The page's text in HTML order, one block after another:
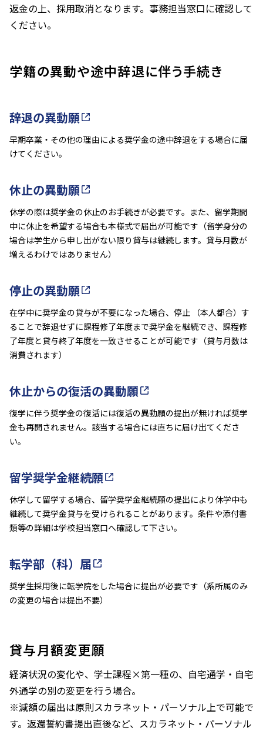
返金の上、採用取消となります。事務担当窓口に確認して
ください。
学籍の異動や途中辞退に伴う手続き
辞退の異動願
早期卒業・その他の理由による奨学金の途中辞退をする場合に届
けてください。
休止の異動願
休学の際は奨学金の休止のお手続きが必要です。また、留学期間
中に休止を希望する場合も本様式で届出が可能です（留学身分の
場合は学生から申し出がない限り貸与は継続します。貸与月数が
増えるわけではありません）
停止の異動願
在学中に奨学金の貸与が不要になった場合、停止 （本人都合）す
ることで辞退せずに課程修了年度まで奨学金を継続でき、課程修
了年度と貸与終了年度を一致させることが可能です（貸与月数は
消費されます）
休止からの復活の異動願
復学に伴う奨学金の復活には復活の異動願の提出が無ければ奨学
金も再開されません。該当する場合には直ちに届け出てくださ
い。
留学奨学金継続願
休学して留学する場合、留学奨学金継続願の提出により休学中も
継続して奨学金貸与を受けられることがあります。条件や添付書
類等の詳細は学校担当窓口へ確認して下さい。
転学部（科）届
奨学生採用後に転学院をした場合に提出が必要です（系所属のみ
の変更の場合は提出不要）
貸与月額変更願
経済状況の変化や、学士課程×第一種の、自宅通学・自宅
外通学の別の変更を行う場合。
※減額の届出は原則スカラネット・パーソナル上で可能で
す。返還誓約書提出直後など、スカラネット・パーソナル